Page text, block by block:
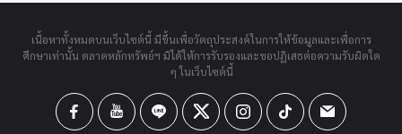
เนื้อหาทั้งหมดบนเว็บไซต์นี้ มีขึ้นเพื่อวัตถุประสงค์ในการให้ข้อมูลและเพื่อการ
ศึกษาเท่านั้น ตลาดหลักทรัพย์ฯ มิได้ให้การรับรองและขอปฏิเสธต่อความรับผิดใด
ๆ ในเว็บไซต์นี้